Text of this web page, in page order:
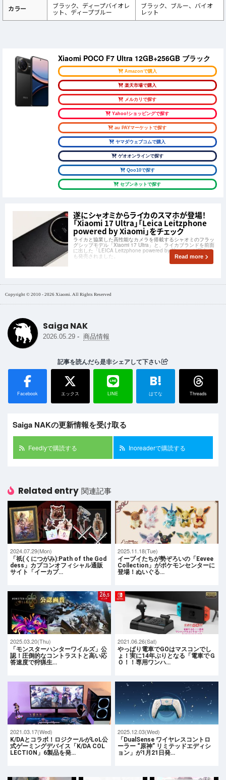
カラー ブラック、ディープバイオレ
ット、ディープブルー
ブラック、ブルー、バイオ
レット
Xiaomi POCO F7 Ultra 12GB+256GB ブラック
Amazonで購入
楽天市場で購入
メルカリで探す
Yahoo!ショッピングで探す
au PAYマーケットで探す
ヤマダウェブコムで購入
ゲオオンラインで探す
Qoo10で探す
セブンネットで探す
遂にシャオミからライカのスマホが登場！
「Xiaomi 17 Ultra」「Leica Leitzphone
powered by Xiaomi」をチェック
ライカと協業した高性能なカメラを搭載するシャオミのフラッ
グシップモデル「Xiaomi 17 Ultra」と、ライカブランドを前面
に出した「LEICA Leitzphone powered by Xiaomi」が日本で
も発売されました。 Read more
Copyright © 2010 - 2026 Xiaomi. All Rights Reserved
Saiga NAK
2026.05.29 - 商品情報
記事を読んだら是非シェアして下さい
Facebook エックス LINE
B!
はてな Threads
Saiga NAKの更新情報を受け取る
Feedlyで購読する Inoreaderで購読する
Related entry 関連記事
2024.07.29(Mon)
「祇(くにつがみ):Path of the God
dess」カプコンオフィシャル通販
サイト「イーカプ…
2025.11.18(Tue)
イーブイたちが勢ぞろいの「Eevee
Collection」がポケモンセンターに
登場！ぬいぐる…
2025.03.20(Thu)
「モンスターハンターワイルズ」公
認！圧倒的なコントラストと高い応
答速度で狩猟生…
2021.06.26(Sat)
やっぱり電車でGOはマスコンでし
ょ！実に14年ぶりとなる「電車でＧ
Ｏ！！専用ワンハ…
2021.03.17(Wed)
K/DAとコラボ！ロジクールがLoL公
式ゲーミングデバイス「K/DA COL
LECTION」6製品を発…
2025.12.03(Wed)
「DualSense ワイヤレスコントロ
ーラー “原神” リミテッドエディシ
ョン」が1月21日発…